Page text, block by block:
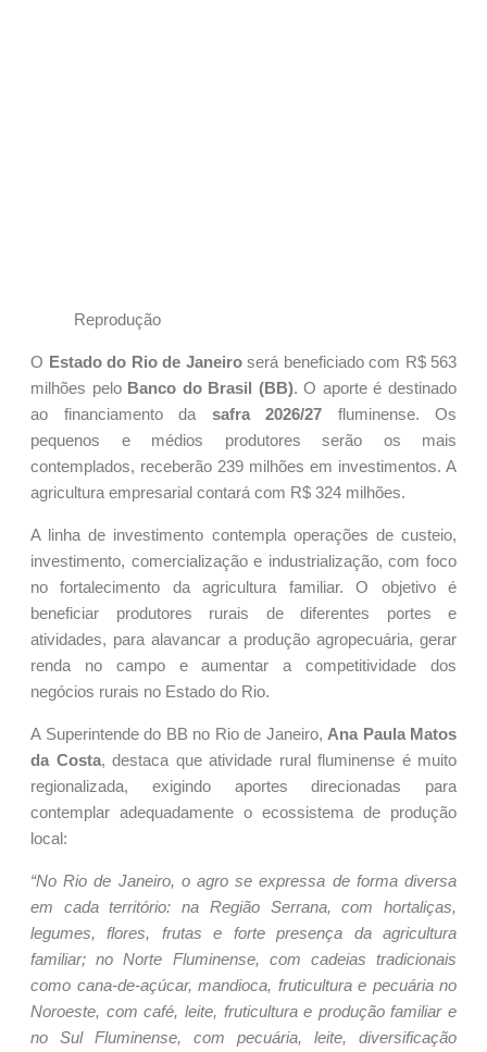
Reprodução
O Estado do Rio de Janeiroserá beneficiado com R$ 563
milhões pelo Banco do Brasil (BB). O aporte é destinado
ao financiamento da safra 2026/27 fluminense. Os
pequenos e médios produtores serão os mais
contemplados, receberão 239 milhões em investimentos. A
agricultura empresarial contará com R$ 324 milhões.
A linha de investimento contempla operações de custeio,
investimento, comercialização e industrialização, com foco
no fortalecimento da agricultura familiar. O objetivo é
beneficiar produtores rurais de diferentes portes e
atividades, para alavancar a produção agropecuária, gerar
renda no campo e aumentar a competitividade dos
negócios rurais no Estado do Rio.
A Superintende do BB no Rio de Janeiro, Ana Paula Matos
da Costa, destaca que atividade rural fluminense é muito
regionalizada, exigindo aportes direcionadas para
contemplar adequadamente o ecossistema de produção
local:
“No Rio de Janeiro, o agro se expressa de forma diversa
em cada território: na Região Serrana, com hortaliças,
legumes, flores, frutas e forte presença da agricultura
familiar; no Norte Fluminense, com cadeias tradicionais
como cana-de-açúcar, mandioca, fruticultura e pecuária no
Noroeste, com café, leite, fruticultura e produção familiar e
no Sul Fluminense, com pecuária, leite, diversificação